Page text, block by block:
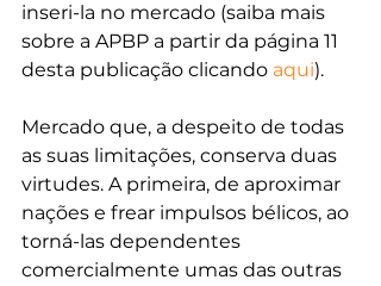
inseri-la no mercado (saiba mais
sobre a APBP a partir da página 11
desta publicação clicando aqui).
Mercado que, a despeito de todas
as suas limitações, conserva duas
virtudes. A primeira, de aproximar
nações e frear impulsos bélicos, ao
torná-las dependentes
comercialmente umas das outras